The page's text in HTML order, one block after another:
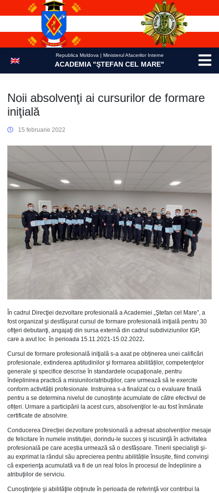
Republica Moldova | Ministerul Afacerilor Interne
ACADEMIA "ŞTEFAN CEL MARE"
Noii absolvenţi ai cursurilor de formare
iniţială
15 februarie 2022
În cadrul Direcţiei dezvoltare profesională a Academiei „Ştefan cel Mare”, a
fost organizat şi desfăşurat cursul de formare profesională iniţială pentru 30
ofiţeri debutanţi, angajaţi din sursa externă din cadrul subdiviziunilor IGP,
care a avut loc în perioada 15.11.2021-15.02.2022.
Cursul de formare profesională iniţială s-a axat pe obținerea unei calificări
profesionale, extinderea aptitudinilor şi formarea abilităților, competenţelor
generale şi specifice descrise în standardele ocupaţionale, pentru
îndeplinirea practică a misiunilor/atribuţiilor, care urmează să le exercite
conform activității profesionale. Instruirea s-a finalizat cu o evaluare finală
pentru a se determina nivelul de cunoștințe acumulate de către efectivul de
ofițeri. Urmare a participării la acest curs, absolvenţilor le-au fost înmânate
certificate de absolvire.
Conducerea Direcției dezvoltare profesională a adresat absolvenților mesaje
de felicitare în numele instituţiei, dorindu-le succes şi iscusinţă în activitatea
profesională pe care aceștia urmează să o desfășoare. Tinerii specialişti şi-
au exprimat la rândul său aprecierea pentru abilitățile însușite, fiind convinşi
că experienţa acumulată va fi de un real folos în procesul de îndeplinire a
atribuţiilor de serviciu.
Cunoştinţele şi abilităţile obţinute în perioada de referinţă vor contribui la